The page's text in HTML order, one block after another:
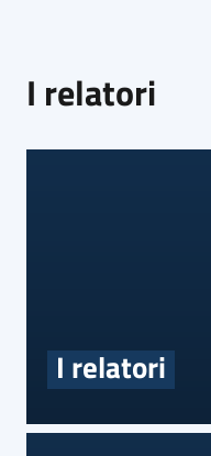
I relatori
I relatori